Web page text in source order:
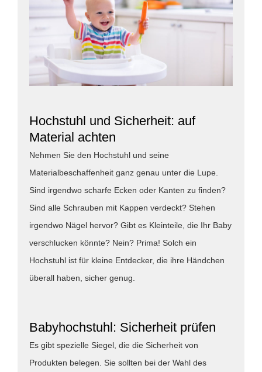
Hochstuhl und Sicherheit: auf
Material achten
Nehmen Sie den Hochstuhl und seine
Materialbeschaffenheit ganz genau unter die Lupe.
Sind irgendwo scharfe Ecken oder Kanten zu finden?
Sind alle Schrauben mit Kappen verdeckt? Stehen
irgendwo Nägel hervor? Gibt es Kleinteile, die Ihr Baby
verschlucken könnte? Nein? Prima! Solch ein
Hochstuhl ist für kleine Entdecker, die ihre Händchen
überall haben, sicher genug.
Babyhochstuhl: Sicherheit prüfen
Es gibt spezielle Siegel, die die Sicherheit von
Produkten belegen. Sie sollten bei der Wahl des